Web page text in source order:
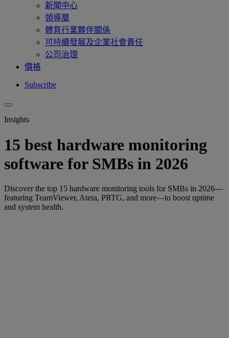
新聞中心
領導層
體育行業夥伴關係
可持續發展及企業社會責任
公司治理
價格
Subscribe
Insights
15 best hardware monitoring
software for SMBs in 2026
Discover the top 15 hardware monitoring tools for SMBs in 2026—
featuring TeamViewer, Atera, PRTG, and more—to boost uptime
and system health.